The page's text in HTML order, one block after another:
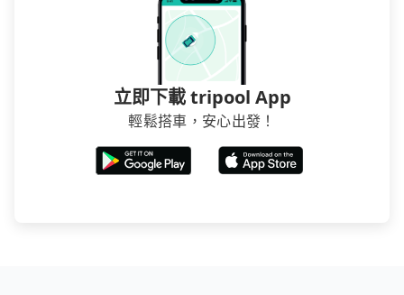
立即下載 tripool App
輕鬆搭車，安心出發！